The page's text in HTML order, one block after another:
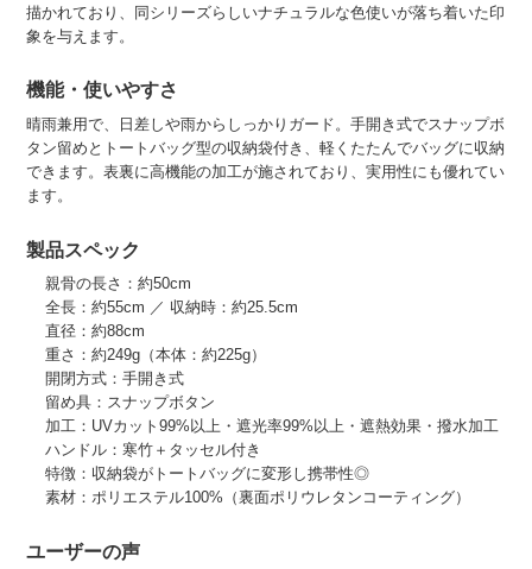
描かれており、同シリーズらしいナチュラルな色使いが落ち着いた印
象を与えます。
機能・使いやすさ
晴雨兼用で、日差しや雨からしっかりガード。手開き式でスナップボ
タン留めとトートバッグ型の収納袋付き、軽くたたんでバッグに収納
できます。表裏に高機能の加工が施されており、実用性にも優れてい
ます。
製品スペック
親骨の長さ：約50cm
全長：約55cm ／ 収納時：約25.5cm
直径：約88cm
重さ：約249g（本体：約225g）
開閉方式：手開き式
留め具：スナップボタン
加工：UVカット99%以上・遮光率99%以上・遮熱効果・撥水加工
ハンドル：寒竹＋タッセル付き
特徴：収納袋がトートバッグに変形し携帯性◎
素材：ポリエステル100%（裏面ポリウレタンコーティング）
ユーザーの声